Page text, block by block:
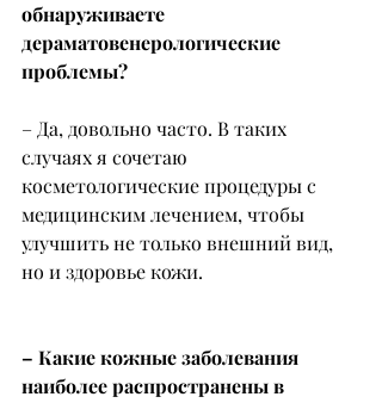
обнаруживаете
дераматовенерологические
проблемы?
– Да, довольно часто. В таких
случаях я сочетаю
косметологические процедуры с
медицинским лечением, чтобы
улучшить не только внешний вид,
но и здоровье кожи.
– Какие кожные заболевания
наиболее распространены в